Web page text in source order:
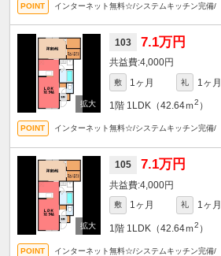
インターネット無料☆/システムキッチン完備/
103 7.1万円
4,000円
敷 1ヶ月 礼 1ヶ月
1階 1LDK（42.64ｍ2 ）
インターネット無料☆/システムキッチン完備/
105 7.1万円
4,000円
敷 1ヶ月 礼 1ヶ月
1階 1LDK（42.64ｍ2 ）
インターネット無料☆/システムキッチン完備/